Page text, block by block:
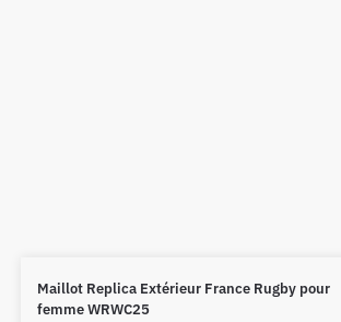
Maillot Replica Extérieur France Rugby pour
femme WRWC25